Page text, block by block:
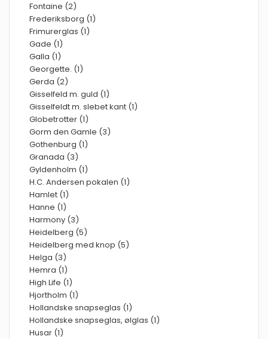
Fontaine (2)
Frederiksborg (1)
Frimurerglas (1)
Gade (1)
Galla (1)
Georgette. (1)
Gerda (2)
Gisselfeld m. guld (1)
Gisselfeldt m. slebet kant (1)
Globetrotter (1)
Gorm den Gamle (3)
Gothenburg (1)
Granada (3)
Gyldenholm (1)
H.C. Andersen pokalen (1)
Hamlet (1)
Hanne (1)
Harmony (3)
Heidelberg (5)
Heidelberg med knop (5)
Helga (3)
Hemra (1)
High Life (1)
Hjortholm (1)
Hollandske snapseglas (1)
Hollandske snapseglas, ølglas (1)
Husar (1)